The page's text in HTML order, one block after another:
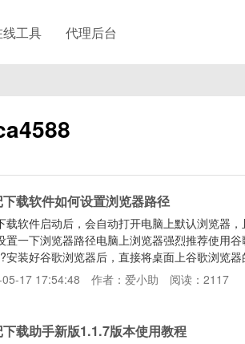
工具 代理后台
载软件如何设置浏览器路径
载软件启动后，会自动打开电脑上默认浏览器
置一下浏览器路径电脑上浏览器强烈推荐使用
安装好谷歌浏览器后，直接将桌面上谷歌浏览
然后重启软件即可
17 17:54:48 作者：爱小助 阅读：2117
载助手新版1.1.7版本使用教程